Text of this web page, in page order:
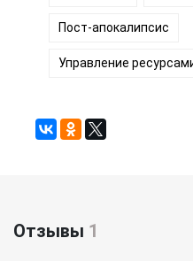
Пост-апокалипсис
Управление
Отзывы 1